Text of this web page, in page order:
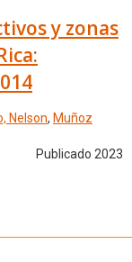
y zonas
Nelson, Muñoz
Publicado 2023